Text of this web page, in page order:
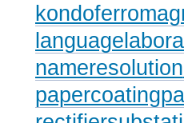
nameresolution
papercoating